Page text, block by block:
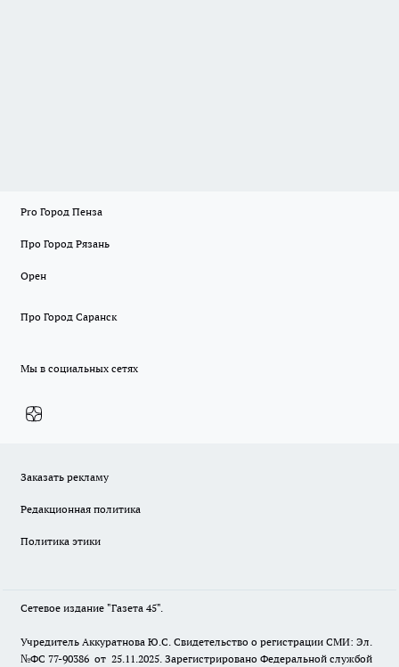
Pro Город Пенза
Про Город Рязань
Орен
Про Город Саранск
Мы в социальных сетях
Заказать рекламу
Редакционная политика
Политика этики
Сетевое издание "Газета 45".
Учредитель Аккуратнова Ю.С. Свидетельство о регистрации СМИ: Эл.
№ФС 77-90386 от 25.11.2025. Зарегистрировано Федеральной службой